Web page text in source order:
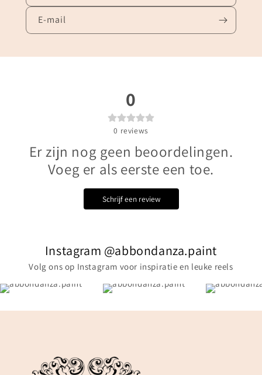
E‑mail
0
0 reviews
Er zijn nog geen beoordelingen.
Voeg er als eerste een toe.
Schrijf een review
Instagram @abbondanza.paint
Volg ons op Instagram voor inspiratie en leuke reels